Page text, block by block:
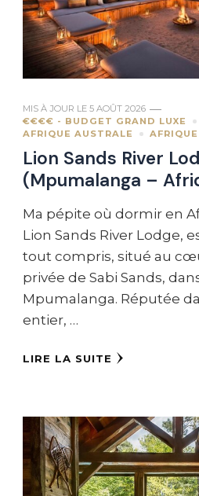
MIS À JOUR LE 5 AOÛT 2026
€€€€ - BUDGET GRAND LUXE
AFRIQUE AUSTRALE
Lion Sands River
(Mpumalanga –
Ma pépite où dormir en
Lion Sands River Lodge,
tout compris, situé au
privée de Sabi Sands,
Mpumalanga. Réputée
entier, …
LIRE LA SUITE